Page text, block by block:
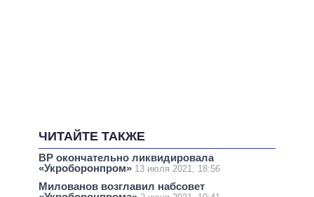
ЧИТАЙТЕ ТАКЖЕ
ВР окончательно ликвидировала
«Укроборонпром» 13 июля 2021, 18:56
Милованов возглавил набсовет